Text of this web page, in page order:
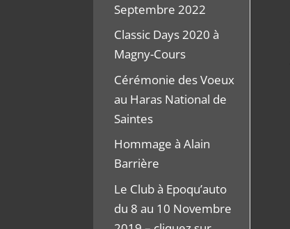
Septembre 2022
Classic Days 2020 à
Magny-Cours
Cérémonie des Voeux
au Haras National de
Saintes
Hommage à Alain
Barrière
Le Club à Epoqu’auto
du 8 au 10 Novembre